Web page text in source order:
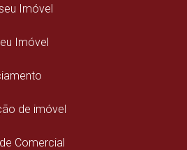
Imóvel
Imóvel
de imóvel
Comercial